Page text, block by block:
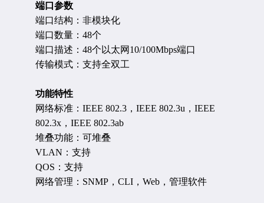
端口参数
端口结构：非模块化
端口数量：48个
端口描述：48个以太网10/100Mbps端口
传输模式：支持全双工
功能特性
网络标准：IEEE 802.3，IEEE 802.3u，IEEE
802.3x，IEEE 802.3ab
堆叠功能：可堆叠
VLAN：支持
QOS：支持
网络管理：SNMP，CLI，Web，管理软件